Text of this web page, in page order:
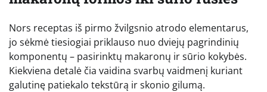
Nors receptas iš pirmo žvilgsnio atrodo elementarus,
jo sėkmė tiesiogiai priklauso nuo dviejų pagrindinių
komponentų – pasirinktų makaronų ir sūrio kokybės.
Kiekviena detalė čia vaidina svarbų vaidmenį kuriant
galutinę patiekalo tekstūrą ir skonio gilumą.